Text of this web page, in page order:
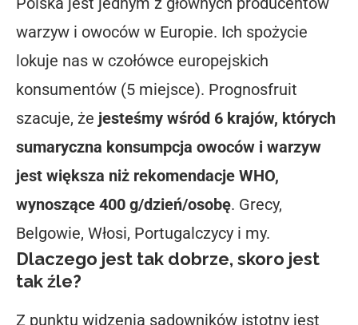
warzyw i owoców w Europie. Ich spożycie
lokuje nas w czołówce europejskich
konsumentów (5 miejsce). Prognosfruit
szacuje, że jesteśmy wśród 6 krajów, których
sumaryczna konsumpcja owoców i warzyw
jest większa niż rekomendacje WHO,
wynoszące 400 g/dzień/osobę. Grecy,
Belgowie, Włosi, Portugalczycy i my.
Dlaczego jest tak dobrze, skoro jest
tak źle?
Z punktu widzenia sadowników istotny jest